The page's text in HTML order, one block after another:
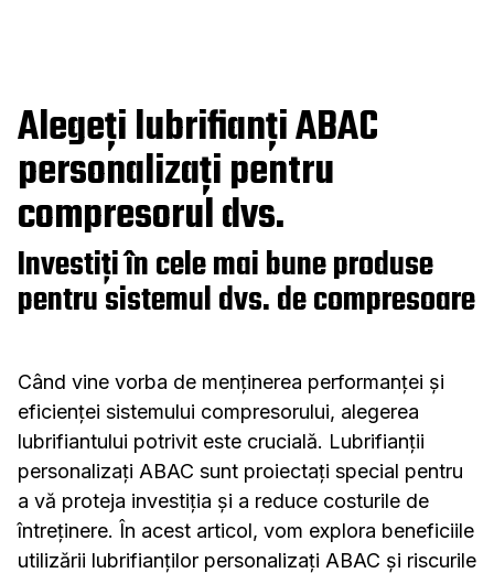
Alegeți lubrifianți ABAC
personalizați pentru
compresorul dvs.
Investiți în cele mai bune produse
pentru sistemul dvs. de compresoare
Când vine vorba de menținerea performanței și
eficienței sistemului compresorului, alegerea
lubrifiantului potrivit este crucială. Lubrifianții
personalizați ABAC sunt proiectați special pentru
a vă proteja investiția și a reduce costurile de
întreținere. În acest articol, vom explora beneficiile
utilizării lubrifianților personalizați ABAC și riscurile